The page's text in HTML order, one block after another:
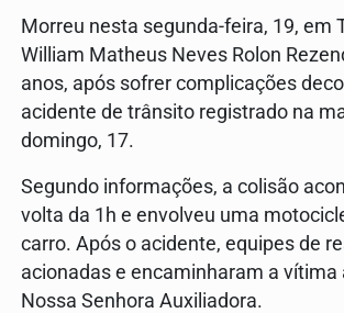
Morreu nesta segunda-feira, 19, em
William Matheus Neves Rolon
anos, após sofrer complicações
acidente de trânsito registrado na
domingo, 17.
Segundo informações, a colisão
volta da 1h e envolveu uma
carro. Após o acidente, equipes de
acionadas e encaminharam a vítima
Nossa Senhora Auxiliadora.